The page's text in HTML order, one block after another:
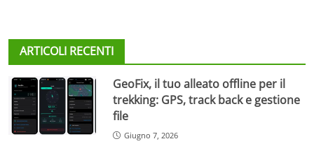
ARTICOLI RECENTI
GeoFix, il tuo alleato offline per il
trekking: GPS, track back e gestione
file
Giugno 7, 2026